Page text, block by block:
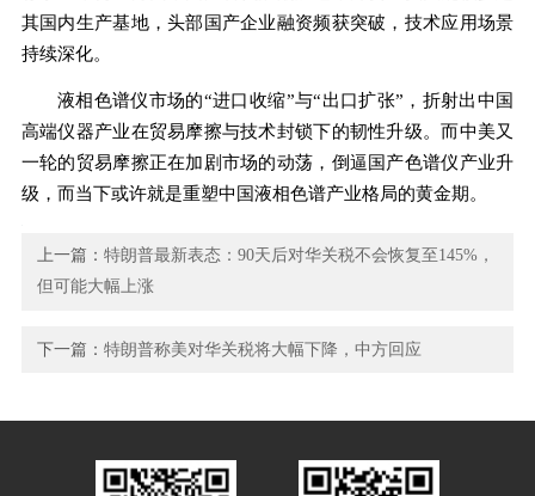
其国内生产基地，头部国产企业融资频获突破，技术应用场景
持续深化。
液相色谱仪市场的“进口收缩”与“出口扩张”，折射出中国
高端仪器产业在贸易摩擦与技术封锁下的韧性升级。而中美又
一轮的贸易摩擦正在加剧市场的动荡，倒逼国产色谱仪产业升
级，而当下或许就是重塑中国液相色谱产业格局的黄金期。
上一篇：特朗普最新表态：90天后对华关税不会恢复至145%，
但可能大幅上涨
下一篇：特朗普称美对华关税将大幅下降，中方回应